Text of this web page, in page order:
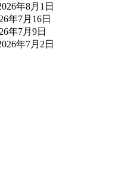
年8月1日
年7月16日
年7月9日
年7月2日